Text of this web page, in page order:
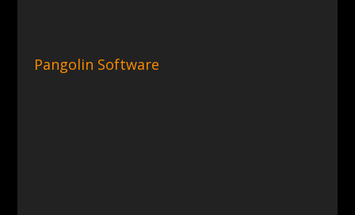
Pangolin Software